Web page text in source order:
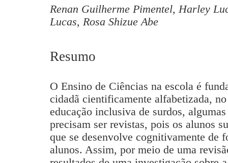
Renan Guilherme Pimentel, Harley
Lucas, Rosa Shizue Abe
Resumo
O Ensino de Ciências na escola é
cidadã cientificamente alfabetizada,
educação inclusiva de surdos,
precisam ser revistas, pois os alunos
que se desenvolve cognitivamente de
alunos. Assim, por meio de uma